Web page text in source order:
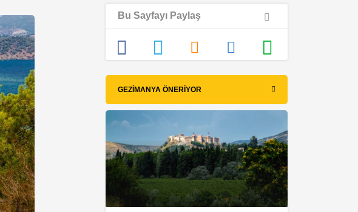
Bu Sayfayı Paylaş
GEZIMANYA ÖNERIYOR